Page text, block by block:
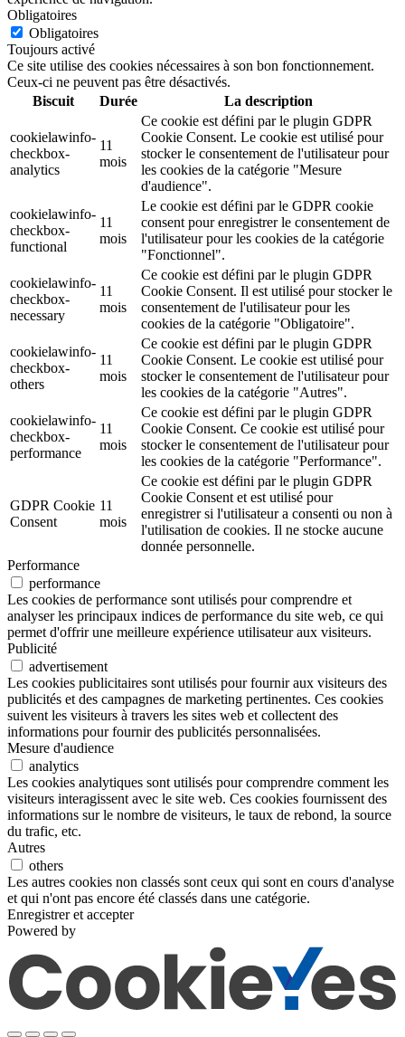
Obligatoires
Obligatoires
Toujours activé
Ce site utilise des cookies nécessaires à son bon fonctionnement.
Ceux-ci ne peuvent pas être désactivés.
Biscuit
Durée La description
cookielawinfo-
checkbox-
analytics
11
mois
Ce cookie est défini par le plugin GDPR
Cookie Consent. Le cookie est utilisé pour
stocker le consentement de l'utilisateur pour
les cookies de la catégorie "Mesure
d'audience".
cookielawinfo-
checkbox-
functional
11
mois
Le cookie est défini par le GDPR cookie
consent pour enregistrer le consentement de
l'utilisateur pour les cookies de la catégorie
"Fonctionnel".
cookielawinfo-
checkbox-
necessary
11
mois
Ce cookie est défini par le plugin GDPR
Cookie Consent. Il est utilisé pour stocker le
consentement de l'utilisateur pour les
cookies de la catégorie "Obligatoire".
cookielawinfo-
checkbox-
others
11
mois
Ce cookie est défini par le plugin GDPR
Cookie Consent. Le cookie est utilisé pour
stocker le consentement de l'utilisateur pour
les cookies de la catégorie "Autres".
cookielawinfo-
checkbox-
performance
11
mois
Ce cookie est défini par le plugin GDPR
Cookie Consent. Ce cookie est utilisé pour
stocker le consentement de l'utilisateur pour
les cookies de la catégorie "Performance".
GDPR Cookie
Consent
11
mois
Ce cookie est défini par le plugin GDPR
Cookie Consent et est utilisé pour
enregistrer si l'utilisateur a consenti ou non à
l'utilisation de cookies. Il ne stocke aucune
donnée personnelle.
Performance
performance
Les cookies de performance sont utilisés pour comprendre et
analyser les principaux indices de performance du site web, ce qui
permet d'offrir une meilleure expérience utilisateur aux visiteurs.
Publicité
advertisement
Les cookies publicitaires sont utilisés pour fournir aux visiteurs des
publicités et des campagnes de marketing pertinentes. Ces cookies
suivent les visiteurs à travers les sites web et collectent des
informations pour fournir des publicités personnalisées.
Mesure d'audience
analytics
Les cookies analytiques sont utilisés pour comprendre comment les
visiteurs interagissent avec le site web. Ces cookies fournissent des
informations sur le nombre de visiteurs, le taux de rebond, la source
du trafic, etc.
Autres
others
Les autres cookies non classés sont ceux qui sont en cours d'analyse
et qui n'ont pas encore été classés dans une catégorie.
Enregistrer et accepter
Powered by